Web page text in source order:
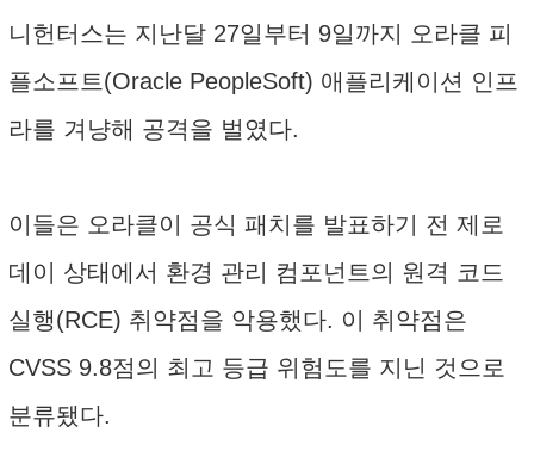
니헌터스는 지난달 27일부터 9일까지 오라클 피
플소프트(Oracle PeopleSoft) 애플리케이션 인프
라를 겨냥해 공격을 벌였다.
이들은 오라클이 공식 패치를 발표하기 전 제로
데이 상태에서 환경 관리 컴포넌트의 원격 코드
실행(RCE) 취약점을 악용했다. 이 취약점은
CVSS 9.8점의 최고 등급 위험도를 지닌 것으로
분류됐다.